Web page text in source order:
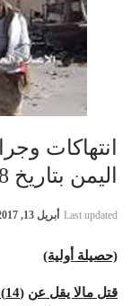
انتهاكات
اليمن بتاريخ 8-8-2015م
Last updated أبريل 13, 2017
(حصيلة أولية)
قتل مالا يقل عن (14) مدنياً وجرح مالا يقل عن (